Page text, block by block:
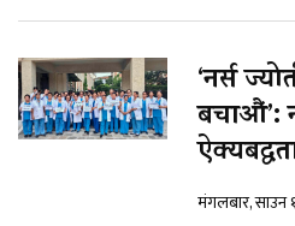
‘नर्स
बचाऔं’:
मंगलबार, साउन